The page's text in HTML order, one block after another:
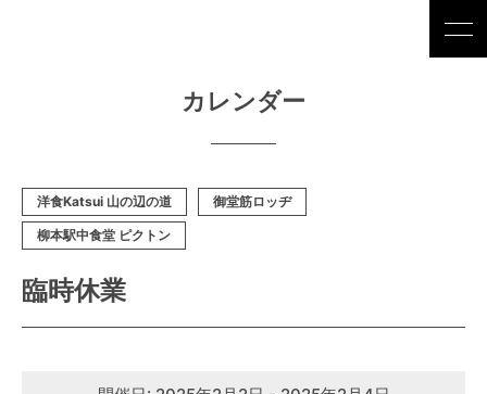
カレンダー
洋食Katsui 山の辺の道 御堂筋ロッヂ
柳本駅中食堂 ピクトン
臨時休業